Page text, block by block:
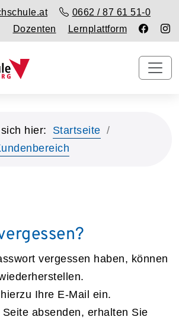
0662 / 87 61 51-0
Dozenten
Lernplattform
hier:
Startseite
vergessen haben, können
Ihre E-Mail ein.
absenden, erhalten Sie